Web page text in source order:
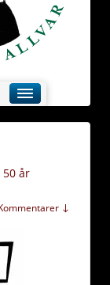
50 år
↓